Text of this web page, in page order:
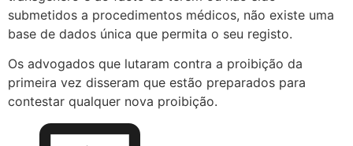
submetidos a procedimentos médicos, não existe uma
base de dados única que permita o seu registo.
Os advogados que lutaram contra a proibição da
primeira vez disseram que estão preparados para
contestar qualquer nova proibição.